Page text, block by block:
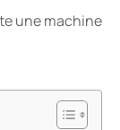
une machine